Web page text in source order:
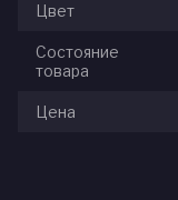
Цвет
Состояние
товара
Цена